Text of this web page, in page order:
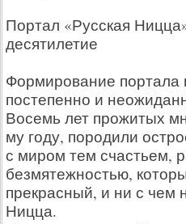
Портал «Русская
десятилетие
Формирование портала
постепенно и
Восемь лет прожитых
му году, породили
с миром тем счастьем,
безмятежностью,
прекрасный, и ни с чем
Ницца.